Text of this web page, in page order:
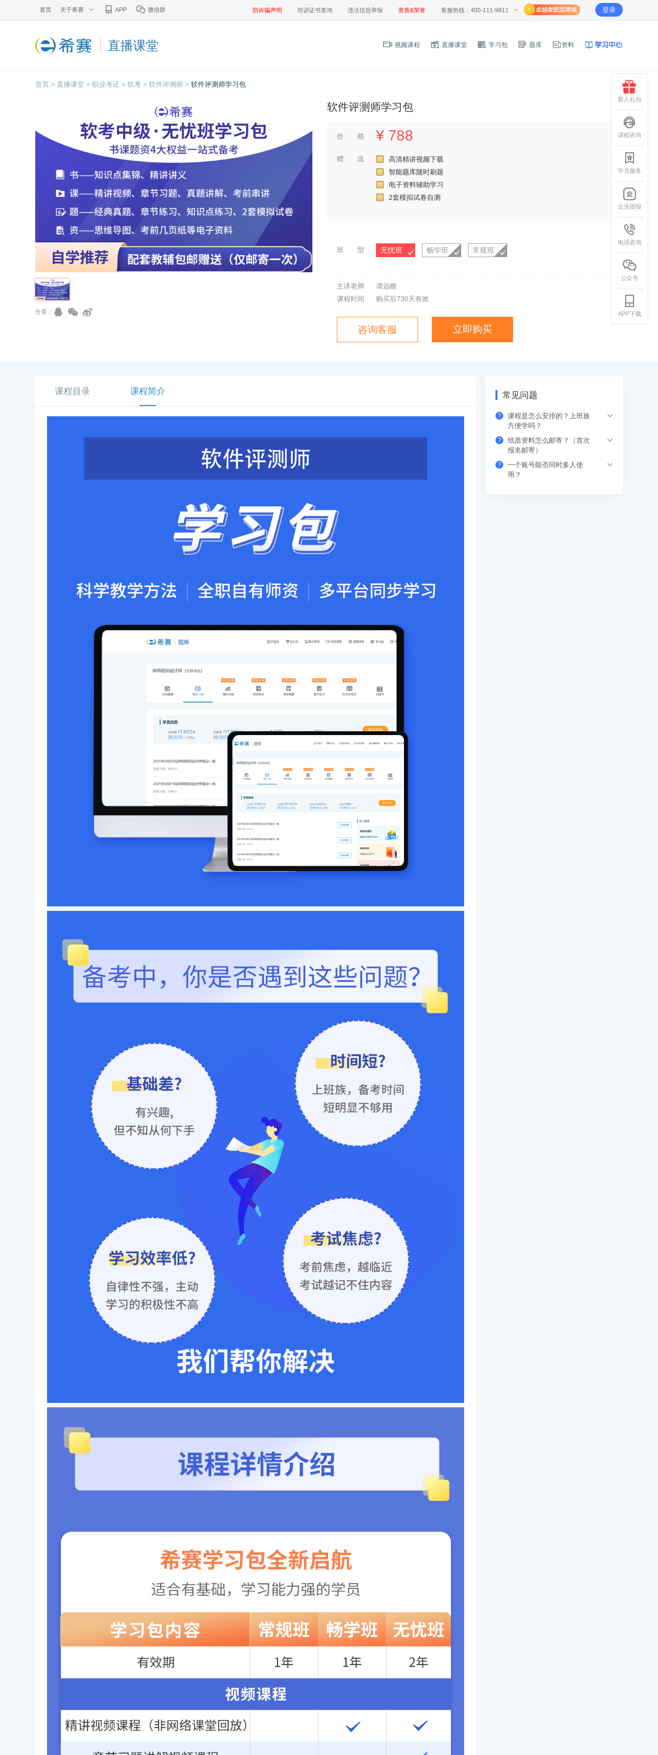
首页 关于希赛 APP 微信群 防诈骗声明 培训证书查询 违法信息举报 资质&荣誉 客服热线：400-111-9811 登录
直播课堂 视频课程 直播课堂 学习包 题库 资料
首页 > 直播课堂 > 职业考证 > 软考 > 软件评测师 > 软件评测师学习包
分享：
软件评测师学习包
价 格 ¥ 788
赠 送 赠 高清精讲视频下载
赠 智能题库随时刷题
赠 电子资料辅助学习
赠 2套模拟试卷自测
班 型 无忧班 畅学班 常规班
主讲老师
谭远瞻
课程时间
购买后730天有效
咨询客服 立即购买
课程目录 课程简介 常见问题
?
课程是怎么安排的？上班族
方便学吗？
希赛的直播课程都是安排在工作日的晚上
果错过网络课，也可以看回放，可反复进
?
纸质资料怎么邮寄？（首次
报名邮寄）
支付成功后请填写收货地址信息，资料/图
?
一个账号能否同时多人使
用？
新人礼包
课程咨询
学员服务
企业团报
电话咨询
公众号
APP下载